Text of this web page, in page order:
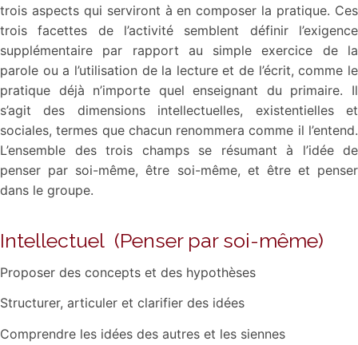
trois aspects qui serviront à en composer la pratique. Ces
trois facettes de l’activité semblent définir l’exigence
supplémentaire par rapport au simple exercice de la
parole ou a l’utilisation de la lecture et de l’écrit, comme le
pratique déjà n’importe quel enseignant du primaire. Il
s’agit des dimensions intellectuelles, existentielles et
sociales, termes que chacun renommera comme il l’entend.
L’ensemble des trois champs se résumant à l’idée de
penser par soi-même, être soi-même, et être et penser
dans le groupe.
Intellectuel (Penser par soi-même)
Proposer des concepts et des hypothèses
Structurer, articuler et clarifier des idées
Comprendre les idées des autres et les siennes